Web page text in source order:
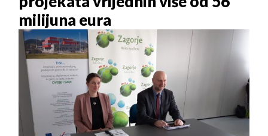
milijuna eura